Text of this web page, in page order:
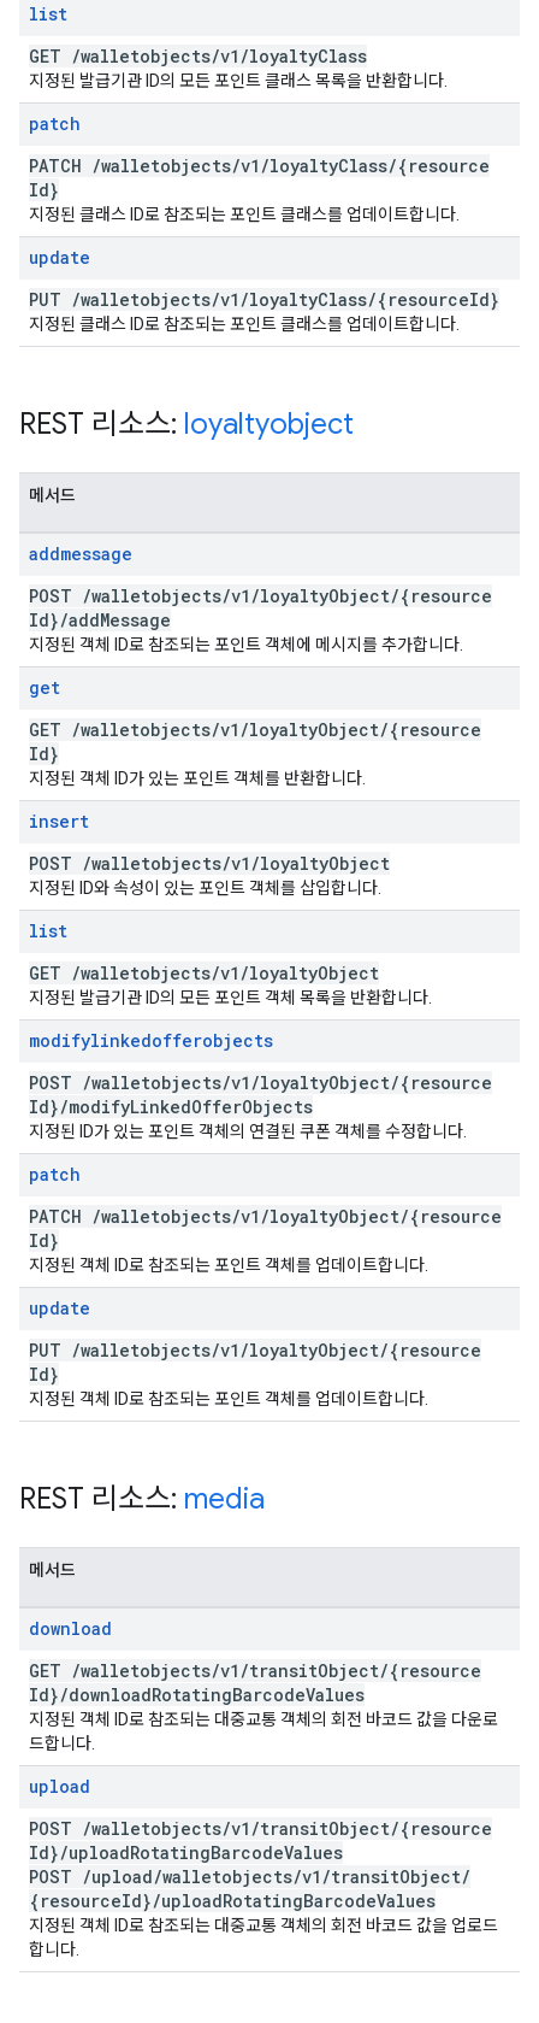
list
GET /walletobjects/v1 /loyaltyClass
지정된 발급기관 ID의 모든 포인트 클래스 목록을 반환합니다.
patch
PATCH /walletobjects/v1 /loyaltyClass/{resource
Id}
지정된 클래스 ID로 참조되는 포인트 클래스를 업데이트합니다.
update
PUT /walletobjects/v1 /loyaltyClass/{resourceId}
지정된 클래스 ID로 참조되는 포인트 클래스를 업데이트합니다.
REST 리소스: loyaltyobject
메서드
addmessage
POST /walletobjects/v1 /loyaltyObject/{resource
Id}/addMessage
지정된 객체 ID로 참조되는 포인트 객체에 메시지를 추가합니다.
get
GET /walletobjects/v1 /loyaltyObject/{resource
Id}
지정된 객체 ID가 있는 포인트 객체를 반환합니다.
insert
POST /walletobjects/v1 /loyaltyObject
지정된 ID와 속성이 있는 포인트 객체를 삽입합니다.
list
GET /walletobjects/v1 /loyaltyObject
지정된 발급기관 ID의 모든 포인트 객체 목록을 반환합니다.
modifylinkedofferobjects
POST /walletobjects/v1 /loyaltyObject/{resource
Id}/modifyLinkedOfferObjects
지정된 ID가 있는 포인트 객체의 연결된 쿠폰 객체를 수정합니다.
patch
PATCH /walletobjects/v1 /loyaltyObject/{resource
Id}
지정된 객체 ID로 참조되는 포인트 객체를 업데이트합니다.
update
PUT /walletobjects/v1 /loyaltyObject/{resource
Id}
지정된 객체 ID로 참조되는 포인트 객체를 업데이트합니다.
REST 리소스: media
메서드
download
GET /walletobjects/v1 /transitObject/{resource
Id}/downloadRotatingBarcodeValues
지정된 객체 ID로 참조되는 대중교통 객체의 회전 바코드 값을 다운로
드합니다.
upload
POST /walletobjects/v1 /transitObject/{resource
Id}/uploadRotatingBarcodeValues
POST /upload/walletobjects/v1 /transitObject/
{resourceId}/uploadRotatingBarcodeValues
지정된 객체 ID로 참조되는 대중교통 객체의 회전 바코드 값을 업로드
합니다.